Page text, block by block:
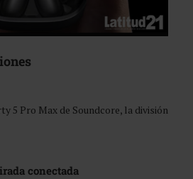
5 Pro Max de Soundcore, la división
conectada